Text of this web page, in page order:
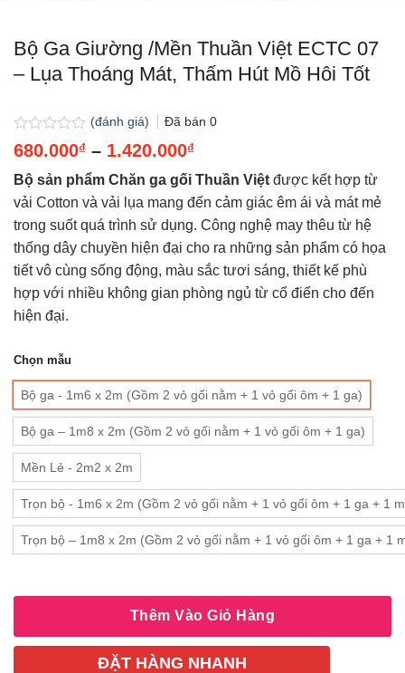
Bộ Ga Giường /Mền Thuần Việt ECTC 07
– Lụa Thoáng Mát, Thấm Hút Mồ Hôi Tốt
Được
xếp
hạng
0.0
5
(đánh giá) Đã bán 0
680.000₫ – 1.420.000₫
từ
680.000₫
đến
1.420.000₫
Bộ sản phẩm Chăn ga gối Thuần Việt được kết hợp từ
vải Cotton và vải lụa mang đến cảm giác êm ái và mát mẻ
trong suốt quá trình sử dụng. Công nghệ may thêu từ hệ
thống dây chuyền hiện đại cho ra những sản phẩm có họa
tiết vô cùng sống động, màu sắc tươi sáng, thiết kế phù
hợp với nhiều không gian phòng ngủ từ cổ điển cho đến
hiện đại.
Chọn mẫu
Bộ ga - 1m6 x 2m (Gồm 2 vỏ gối nằm + 1 vỏ gối ôm + 1 ga)
Bộ ga – 1m8 x 2m (Gồm 2 vỏ gối nằm + 1 vỏ gối ôm + 1 ga)
Mền Lẻ - 2m2 x 2m
Trọn bộ - 1m6 x 2m (Gồm 2 vỏ gối nằm + 1 vỏ gối ôm + 1 ga + 1
Trọn bộ – 1m8 x 2m (Gồm 2 vỏ gối nằm + 1 vỏ gối ôm + 1 ga + 1
Thêm Vào Giỏ Hàng
ĐẶT HÀNG NHANH